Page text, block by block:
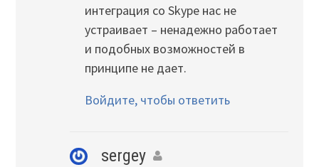
интеграция со Skype нас не
устраивает – ненадежно работает
и подобных возможностей в
принципе не дает.
Войдите, чтобы ответить
sergey